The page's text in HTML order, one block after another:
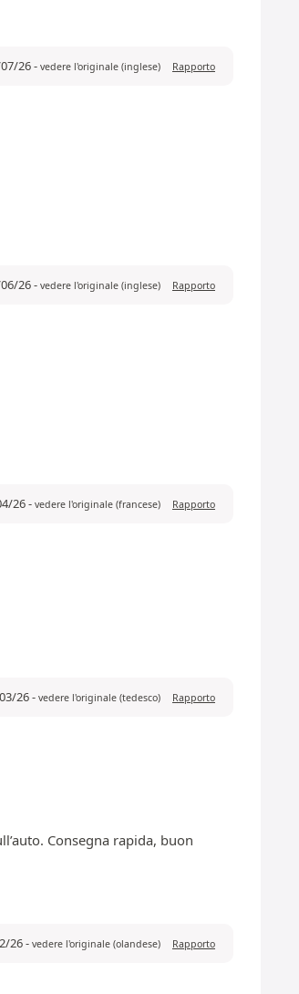
26- vedere l'originale (inglese) Rapporto
26- vedere l'originale (inglese) Rapporto
26- vedere l'originale (francese) Rapporto
26- vedere l'originale (tedesco) Rapporto
Consegna rapida, buon
26- vedere l'originale (olandese) Rapporto